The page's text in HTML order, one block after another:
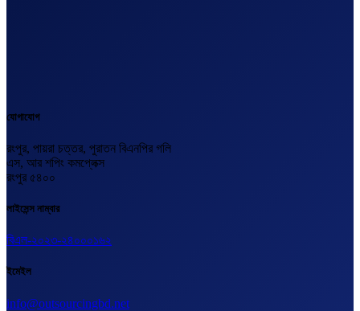
যোগাযোগ
রংপুর, পায়রা চত্তর, পুরাতন বিএনপির গলি
এস, আর শপিং কমপ্লেক্স
রংপুর ৫৪০০
লাইসেন্স নাম্বার
বিএল-২০২৩-২৪০০০১৬২
ইমেইল
info@outsourcingbd.net